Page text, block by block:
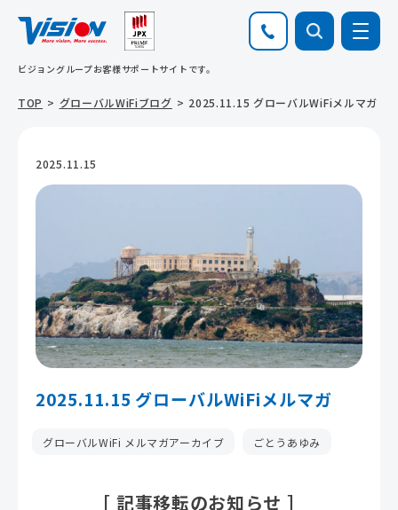
ビジョングループお客様サポートサイトです。
TOP グローバルWiFiブログ 2025.11.15 グローバルWiFiメルマガ
2025.11.15
2025.11.15 グローバルWiFiメルマガ
グローバルWiFi メルマガアーカイブ ごとうあゆみ
［ 記事移転のお知らせ ］